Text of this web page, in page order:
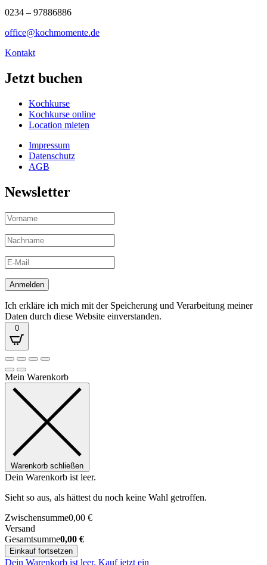
0234 – 97886886
office@kochmomente.de
Kontakt
Jetzt buchen
Kochkurse
Kochkurse online
Location mieten
Impressum
Datenschutz
AGB
Newsletter
Ich erkläre ich mich mit der Speicherung und Verarbeitung meiner
Daten durch diese Website einverstanden.
0
Mein Warenkorb
Warenkorb schließen
Dein Warenkorb ist leer.
Sieht so aus, als hättest du noch keine Wahl getroffen.
Zwischensumme0,00 €
Versand
Gesamtsumme0,00 €
Einkauf fortsetzen
Dein Warenkorb ist leer. Kauf jetzt ein